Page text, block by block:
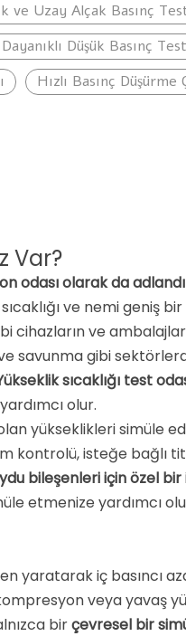
ve Uzay Alçak Basınç
Düşük Basınç Test
Hızlı Basınç
Var?
odası olarak da
sıcaklığı ve nemi geniş
cihazların ve
savunma gibi
sıcaklığı test
olur.
yükseklikleri simüle
kontrolü, isteğe
bileşenleri için özel
etmenize yardımcı
yaratarak iç basıncı
veya yavaş
birçevresel bir